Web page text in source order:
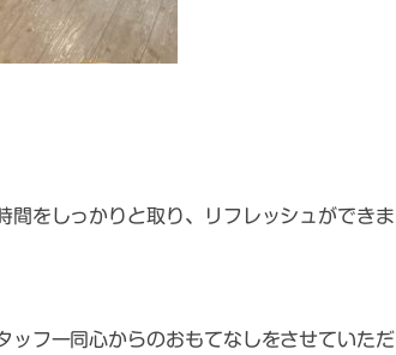
をしっかりと取り、リフレッシュができま
ッフ一同心からのおもてなしをさせていただ